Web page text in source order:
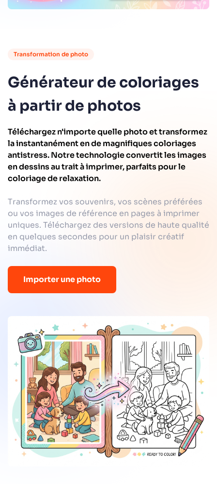
Transformation de photo
Générateur de coloriages
à partir de photos
Téléchargez n'importe quelle photo et transformez
la instantanément en de magnifiques coloriages
antistress. Notre technologie convertit les images
en dessins au trait à imprimer, parfaits pour le
coloriage de relaxation.
Transformez vos souvenirs, vos scènes préférées
ou vos images de référence en pages à imprimer
uniques. Téléchargez des versions de haute qualité
en quelques secondes pour un plaisir créatif
immédiat.
Importer une photo